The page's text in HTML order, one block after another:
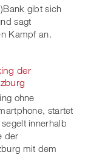
gibt sich
sagt
Kampf an.
der
ohne
startet
innerhalb
der
mit dem